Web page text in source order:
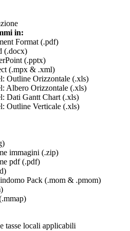
in:
Format (.pdf)
(.docx)
(.pptx)
(.mpx & .xml)
Outline Orizzontale (.xls)
Albero Orizzontale (.xls)
Dati Gantt Chart (.xls)
Outline Verticale (.xls)
immagini (.zip)
pdf (.pdf)
Pack (.mom & .pmom)
tasse locali applicabili